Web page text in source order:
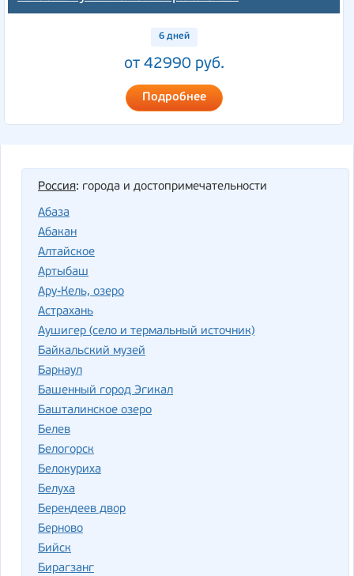
6 дней
от 42990 руб.
Подробнее
Россия: города и достопримечательности
Абаза
Абакан
Алтайское
Артыбаш
Ару-Кель, озеро
Астрахань
Аушигер (село и термальный источник)
Байкальский музей
Барнаул
Башенный город Эгикал
Башталинское озеро
Белев
Белогорск
Белокуриха
Белуха
Берендеев двор
Берново
Бийск
Бирагзанг